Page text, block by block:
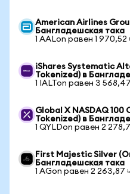
American Airlines
Бангладешская така
1 AALon равен 1 970,52
iShares Systematic
Tokenized) в
1 IALTon равен 3
Global X NASDAQ 100
Tokenized) в
1 QYLDon равен 2
First Majestic Silver
Бангладешская така
1 AGon равен 2 263,87 ৳